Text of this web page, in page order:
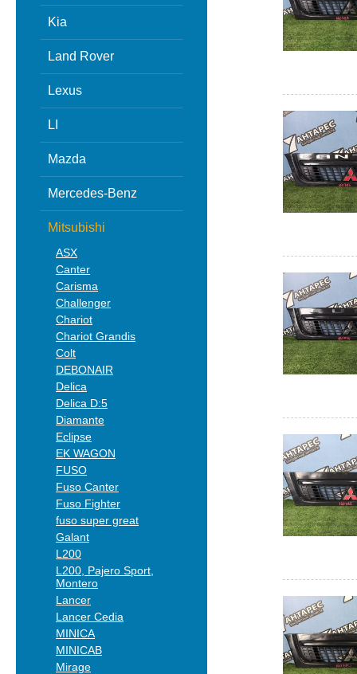
Kia
Land Rover
Lexus
LI
Mazda
Mercedes-Benz
Mitsubishi
ASX
Canter
Carisma
Challenger
Chariot
Chariot Grandis
Colt
DEBONAIR
Delica
Delica D:5
Diamante
Eclipse
EK WAGON
FUSO
Fuso Canter
Fuso Fighter
fuso super great
Galant
L200
L200, Pajero Sport,
Montero
Lancer
Lancer Cedia
MINICA
MINICAB
Mirage